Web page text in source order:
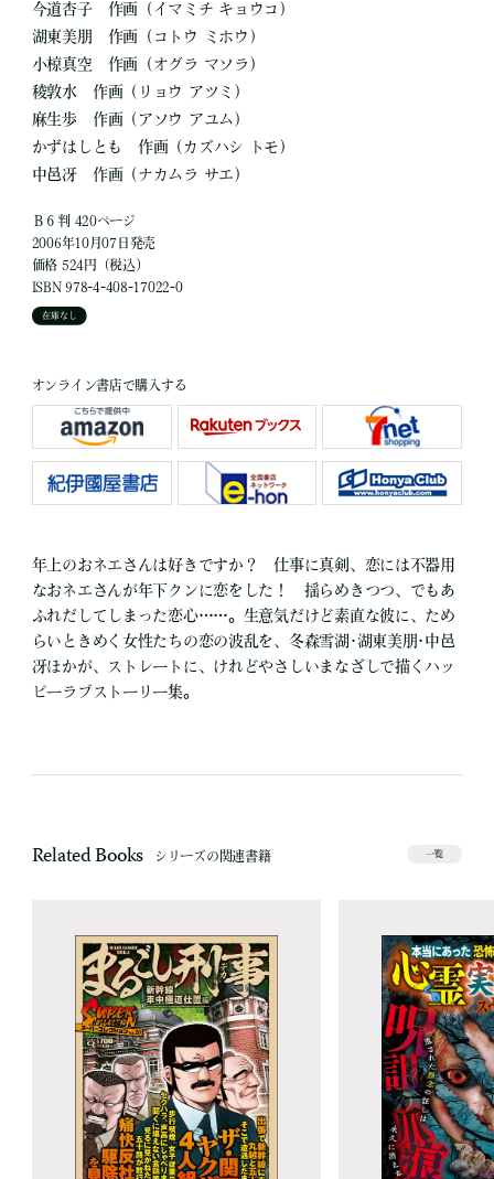
今道杏子 作画 （イマミチ キョウコ）
湖東美朋
作画 （コトウ ミホウ）
小椋真空
作画 （オグラ マソラ）
稜敦水
作画 （リョウ アツミ）
麻生歩
作画 （アソウ アユム）
かずはしとも
作画 （カズハシ トモ）
中邑冴
作画 （ナカムラ サエ）
Ｂ６判 420ページ
2006年10月07日発売
価格 524円（税込）
ISBN 978-4-408-17022-0
在庫なし
オンライン書店で購入する
年上のおネエさんは好きですか？ 仕事に真剣、恋には不器用
なおネエさんが年下クンに恋をした！ 揺らめきつつ、でもあ
ふれだしてしまった恋心……。生意気だけど素直な彼に、ため
らいときめく女性たちの恋の波乱を、冬森雪湖･湖東美朋･中邑
冴ほかが、ストレートに、けれどやさしいまなざしで描くハッ
ピーラブストーリー集。
Related Books シリーズの関連書籍 一覧